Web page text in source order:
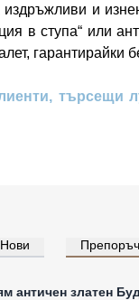
и
в ступа“ или
гарантирайки
търсещи
Нови
Влезте за цени на едро
античен златен